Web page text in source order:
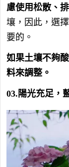
慮使用松散、
壤，因此，選
要的。
如果土壤不夠
料來調整。
03.陽光充足，